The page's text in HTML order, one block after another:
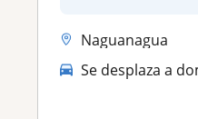
Naguanagua
Se desplaza a